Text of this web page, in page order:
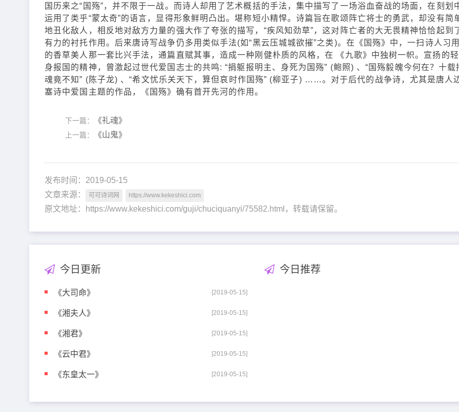
国历来之“国殇”，并不限于一战。而诗人却用了艺术概括的手法，集中描写了一场浴血奋战的场面，在刻划
运用了类乎“蒙太奇”的语言，显得形象鲜明凸出。堪称短小精悍。诗篇旨在歌颂阵亡将士的勇武，却没有简
地丑化敌人，相反地对敌方力量的强大作了夸张的描写，“疾风知劲草”，这对阵亡者的大无畏精神恰恰起到
有力的衬托作用。后来唐诗写战争仍多用类似手法(如“黑云压城城欲摧”之类)。在《国殇》中，一扫诗人习用
的香草美人那一套比兴手法，通篇直赋其事，造成一种刚健朴质的风格，在 《九歌》中独树一帜。宣扬的轻
身报国的精神，曾激起过世代爱国志士的共鸣: “捐躯报明主、身死为国殇” (鲍照) 、“国殇毅魄今何在？十载
魂竟不知” (陈子龙) 、“希文忧乐关天下，算但哀时作国殇” (柳亚子) ……。对于后代的战争诗，尤其是唐人
塞诗中爱国主题的作品，《国殇》确有首开先河的作用。
下一篇： 《礼魂》
上一篇： 《山鬼》
发布时间：2019-05-15
文章来源：
可可诗词网 https://www.kekeshici.com
原文地址：https://www.kekeshici.com/guji/chuciquanyi/75582.html，转载请保留。
今日更新
《大司命》 [2019-05-15]
《湘夫人》 [2019-05-15]
《湘君》 [2019-05-15]
《云中君》 [2019-05-15]
《东皇太一》 [2019-05-15]
今日推荐